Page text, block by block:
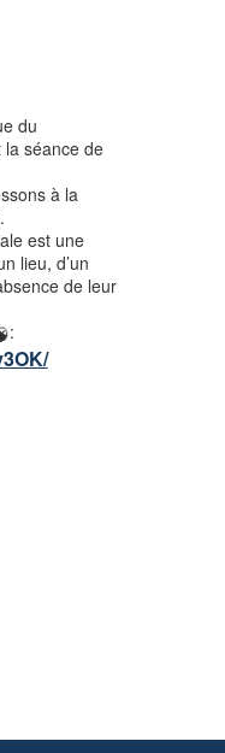
du
séance de
à la
est une
lieu, d’un
de leur
: